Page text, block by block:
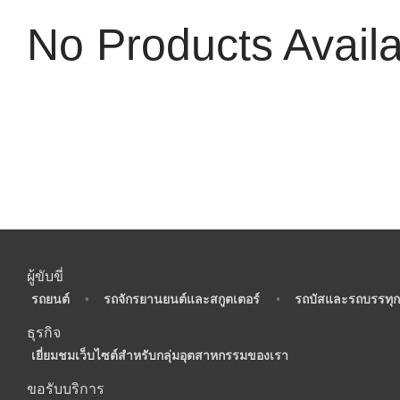
No Products
ผู้ขับขี่
รถยนต์ • รถจักรยานยนต์และสกูตเตอร์ • รถบัสและรถบรรทุก
ธุรกิจ
เยี่ยมชมเว็บไซต์สำหรับกลุ่มอุตสาหกรรมของเรา
ขอรับบริการ